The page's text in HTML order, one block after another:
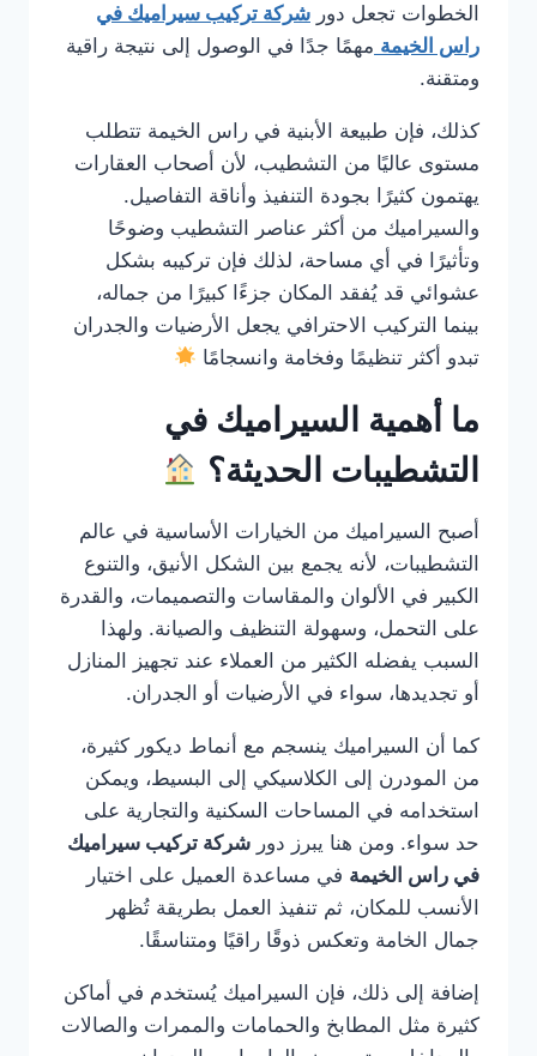
الخطوات تجعل دور شركة تركيب سيراميك في
راس الخيمة مهمًا جدًا في الوصول إلى نتيجة راقية
ومتقنة.
كذلك، فإن طبيعة الأبنية في راس الخيمة تتطلب
مستوى عاليًا من التشطيب، لأن أصحاب العقارات
يهتمون كثيرًا بجودة التنفيذ وأناقة التفاصيل.
والسيراميك من أكثر عناصر التشطيب وضوحًا
وتأثيرًا في أي مساحة، لذلك فإن تركيبه بشكل
عشوائي قد يُفقد المكان جزءًا كبيرًا من جماله،
بينما التركيب الاحترافي يجعل الأرضيات والجدران
تبدو أكثر تنظيمًا وفخامة وانسجامًا
ما أهمية السيراميك في
التشطيبات الحديثة؟
أصبح السيراميك من الخيارات الأساسية في عالم
التشطيبات، لأنه يجمع بين الشكل الأنيق، والتنوع
الكبير في الألوان والمقاسات والتصميمات، والقدرة
على التحمل، وسهولة التنظيف والصيانة. ولهذا
السبب يفضله الكثير من العملاء عند تجهيز المنازل
أو تجديدها، سواء في الأرضيات أو الجدران.
كما أن السيراميك ينسجم مع أنماط ديكور كثيرة،
من المودرن إلى الكلاسيكي إلى البسيط، ويمكن
استخدامه في المساحات السكنية والتجارية على
حد سواء. ومن هنا يبرز دور شركة تركيب سيراميك
في راس الخيمة في مساعدة العميل على اختيار
الأنسب للمكان، ثم تنفيذ العمل بطريقة تُظهر
جمال الخامة وتعكس ذوقًا راقيًا ومتناسقًا.
إضافة إلى ذلك، فإن السيراميك يُستخدم في أماكن
كثيرة مثل المطابخ والحمامات والممرات والصالات